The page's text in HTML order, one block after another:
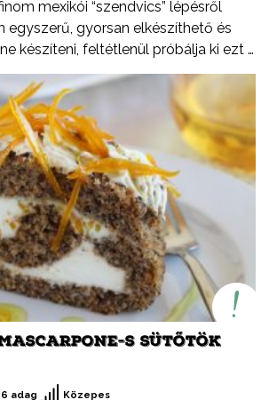
mexikói “szendvics” lépésről
egyszerű, gyorsan elkészíthető és
készíteni, feltétlenül próbálja ki ezt a
hidegen akár melegen.
S SÜTŐTÖK
6 adag Közepes